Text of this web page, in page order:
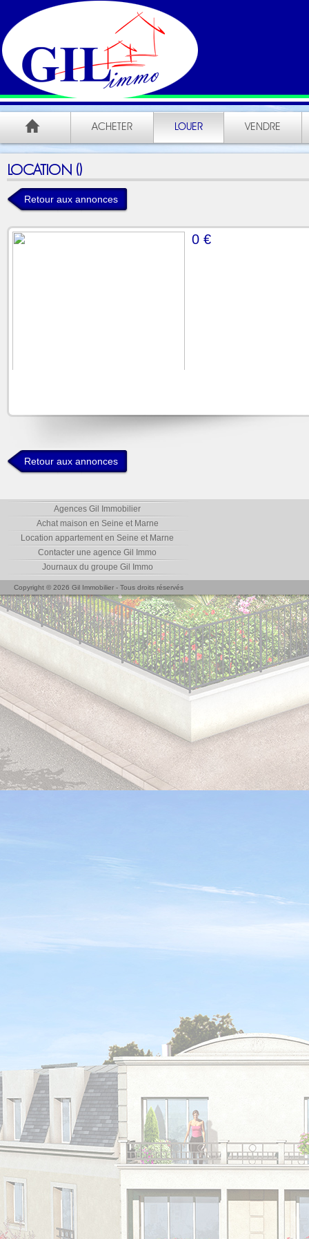
ACHETER LOUER VENDRE
LOCATION ()
Retour aux annonces
0 €
Retour aux annonces
Agences Gil Immobilier
Achat maison en Seine et Marne
Location appartement en Seine et Marne
Contacter une agence Gil Immo
Journaux du groupe Gil Immo
Copyright © 2026 Gil Immobilier - Tous droits réservés